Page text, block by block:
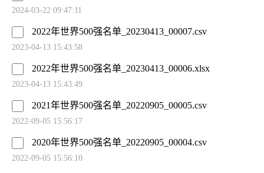
2024-03-22 09:47:11
2022年世界500强名单_20230413_00007.csv
2023-04-13 15:43:58
2022年世界500强名单_20230413_00006.xlsx
2023-04-13 15:43:49
2021年世界500强名单_20220905_00005.csv
2022-09-05 15:56:17
2020年世界500强名单_20220905_00004.csv
2022-09-05 15:56:10